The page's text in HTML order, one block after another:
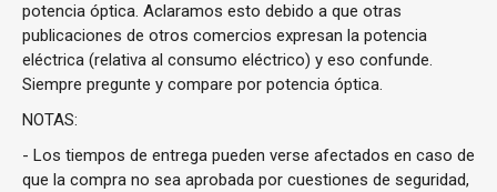
potencia óptica. Aclaramos esto debido a que otras
publicaciones de otros comercios expresan la potencia
eléctrica (relativa al consumo eléctrico) y eso confunde.
Siempre pregunte y compare por potencia óptica.
NOTAS:
- Los tiempos de entrega pueden verse afectados en caso de
que la compra no sea aprobada por cuestiones de seguridad,